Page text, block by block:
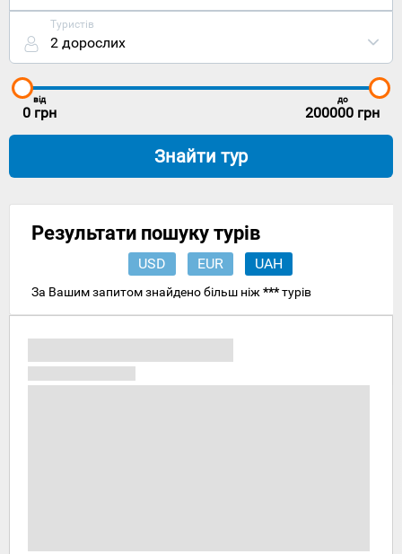
Туристів
2 дорослих
від
0 грн
до
200000 грн
Знайти тур
Результати пошуку турів
USD EUR UAH
За Вашим запитом знайдено більш ніж ***турів